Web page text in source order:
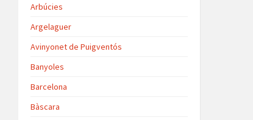
Arbúcies
Argelaguer
Avinyonet de Puigventós
Banyoles
Barcelona
Bàscara